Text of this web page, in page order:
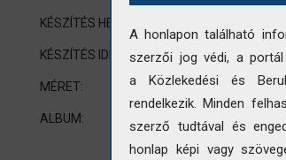
KÉSZÍTÉS HELYE:
KÉSZÍTÉS IDEJE: nincs adat
MÉRET: 90x120mm
ALBUM:
Infrastruktúra-
Építkezés
A honlapon található
szerzői jog védi, a portál
a Közlekedési és
rendelkezik. Minden
szerző tudtával és
honlap képi vagy